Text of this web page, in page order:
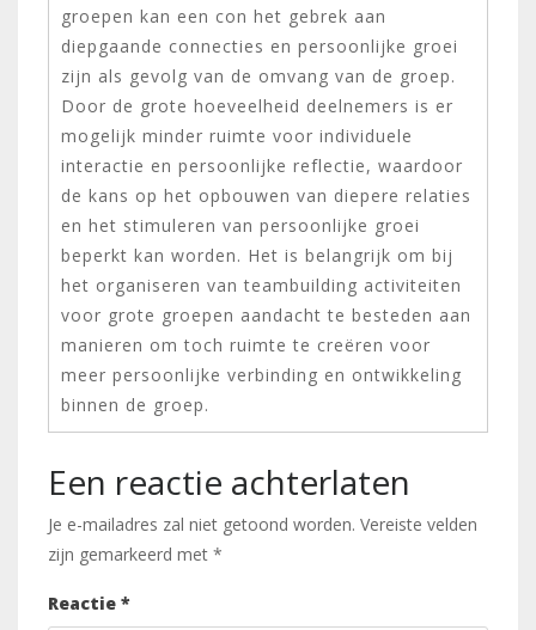
groepen kan een con het gebrek aan
diepgaande connecties en persoonlijke groei
zijn als gevolg van de omvang van de groep.
Door de grote hoeveelheid deelnemers is er
mogelijk minder ruimte voor individuele
interactie en persoonlijke reflectie, waardoor
de kans op het opbouwen van diepere relaties
en het stimuleren van persoonlijke groei
beperkt kan worden. Het is belangrijk om bij
het organiseren van teambuilding activiteiten
voor grote groepen aandacht te besteden aan
manieren om toch ruimte te creëren voor
meer persoonlijke verbinding en ontwikkeling
binnen de groep.
Een reactie achterlaten
Je e-mailadres zal niet getoond worden. Vereiste velden
zijn gemarkeerd met *
Reactie *